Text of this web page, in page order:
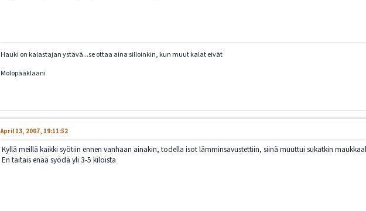
Hauki on kalastajan ystävä...se ottaa aina silloinkin, kun muut kalat eivät
Molopääklaani
April 13, 2007, 19:11:52
Kyllä meillä kaikki syötiin ennen vanhaan ainakin, todella isot lämminsavustettiin, siinä muuttui sukatkin
En taitais enää syödä yli 3-5 kiloista